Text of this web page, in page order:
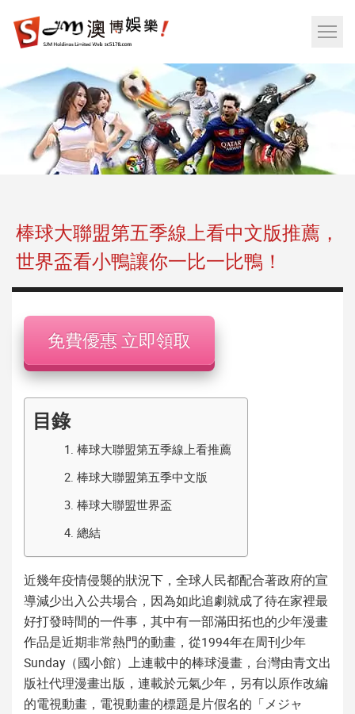
娛
樂
百
樂|
樂
透
彩
網
站
棒球大聯盟第五季線上看中文版推薦，
世界盃看小鴨讓你一比一比鴨！
免費優惠 立即領取
目錄
1. 棒球大聯盟第五季線上看推薦
2. 棒球大聯盟第五季中文版
3. 棒球大聯盟世界盃
4. 總結
近幾年疫情侵襲的狀況下，全球人民都配合著政府的宣
導減少出入公共場合，因為如此追劇就成了待在家裡最
好打發時間的一件事，其中有一部滿田拓也的少年漫畫
作品是近期非常熱門的動畫，從1994年在周刊少年
Sunday（國小館）上連載中的棒球漫畫，台灣由青文出
版社代理漫畫出版，連載於元氣少年，另有以原作改編
的電視動畫，電視動畫的標題是片假名的「メジャ